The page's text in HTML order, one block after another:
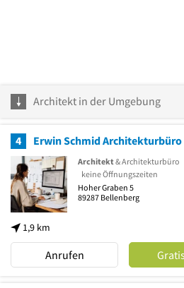
Architekt in der Umgebung
4 Erwin Schmid Architekturbüro
1,9 km
Architekt& Architekturbüro
keine Öffnungszeiten
Hoher Graben 5
89287 Bellenberg
Anrufen